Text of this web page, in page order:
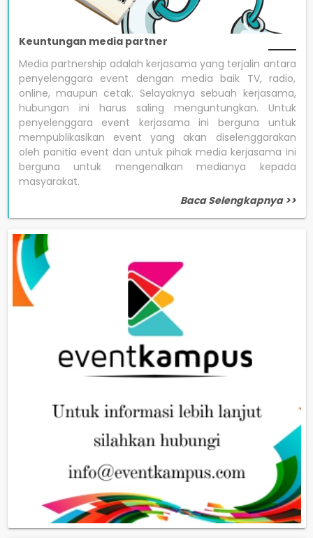
Keuntungan media partner
Media partnership adalah kerjasama yang terjalin antara
penyelenggara event dengan media baik TV, radio,
online, maupun cetak. Selayaknya sebuah kerjasama,
hubungan ini harus saling menguntungkan. Untuk
penyelenggara event kerjasama ini berguna untuk
mempublikasikan event yang akan diselenggarakan
oleh panitia event dan untuk pihak media kerjasama ini
berguna untuk mengenalkan medianya kepada
masyarakat.
Baca Selengkapnya >>